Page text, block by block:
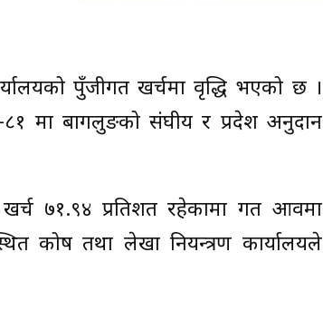
पुँजीगत खर्चमा वृद्धि भएको छ ।
मा बागलुङको संघीय र प्रदेश अनुदान
७१.९४ प्रतिशत रहेकामा गत आवमा
कोष तथा लेखा नियन्त्रण कार्यालयले